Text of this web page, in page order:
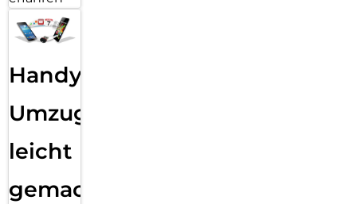
Handy
Umzug
leicht
gemacht!